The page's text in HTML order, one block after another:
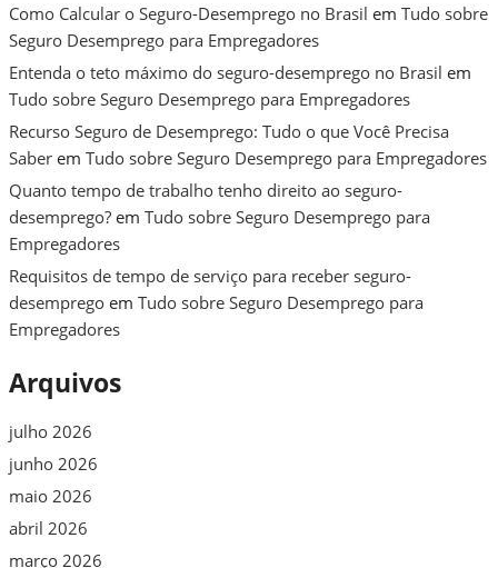
Como Calcular o Seguro-Desemprego no Brasil em Tudo sobre
Seguro Desemprego para Empregadores
Entenda o teto máximo do seguro-desemprego no Brasil em
Tudo sobre Seguro Desemprego para Empregadores
Recurso Seguro de Desemprego: Tudo o que Você Precisa
Saber em Tudo sobre Seguro Desemprego para Empregadores
Quanto tempo de trabalho tenho direito ao seguro-
desemprego? em Tudo sobre Seguro Desemprego para
Empregadores
Requisitos de tempo de serviço para receber seguro-
desemprego em Tudo sobre Seguro Desemprego para
Empregadores
Arquivos
julho 2026
junho 2026
maio 2026
abril 2026
março 2026